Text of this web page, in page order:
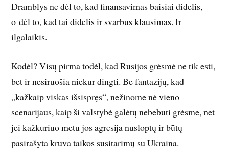
Dramblys ne dėl to, kad finansavimas baisiai didelis,
o dėl to, kad tai didelis ir svarbus klausimas. Ir
ilgalaikis.
Kodėl? Visų pirma todėl, kad Rusijos grėsmė ne tik esti,
bet ir nesiruošia niekur dingti. Be fantazijų, kad
„kažkaip viskas išsispręs“, nežinome nė vieno
scenarijaus, kaip ši valstybė galėtų nebebūti grėsme, net
jei kažkuriuo metu jos agresija nusloptų ir būtų
pasirašyta krūva taikos susitarimų su Ukraina.